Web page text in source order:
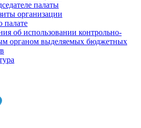
палаты
организации
об использовании контрольно-
органом выделяемых бюджетных